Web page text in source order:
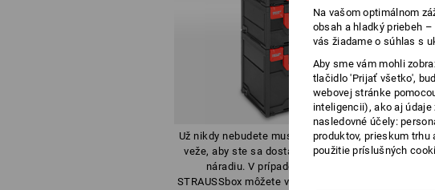
Už nikdy nebudete musiet rozložit polovicu
veže, aby ste sa dostali ku konkrétnemu
náradiu. V prípade veže z boxov
STRAUSSbox môžete vždy otvorit lubovolný
Na vašom optimálnom
obsah a hladký priebeh
vás žiadame o súhlas s
Aby sme vám mohli
tlačidlo 'Prijať všetko',
webovej stránke
inteligencii), ako aj údaje
nasledovné účely:
produktov, prieskum trhu
použitie príslušných